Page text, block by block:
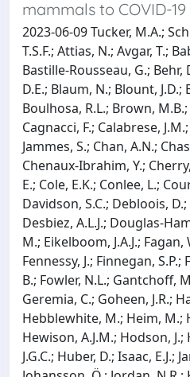
mammals to COVID-
2023-06-09 Tucker, M.A.;
T.S.F.; Attias, N.; Avgar, T.;
Bastille-Rousseau, G.; Behr,
D.E.; Blaum, N.; Blount,
Boulhosa, R.L.; Brown,
Cagnacci, F.; Calabrese,
Jammes, S.; Chan, A.N.;
Chenaux-Ibrahim, Y.;
E.; Cole, E.K.; Conlee, L.;
Davidson, S.C.; Debloois,
Desbiez, A.L.J.; Douglas-
M.; Eikelboom, J.A.J.; Fagan,
Fennessy, J.; Finnegan,
B.; Fowler, N.L.; Gantchoff,
Geremia, C.; Goheen, J.R.;
Hebblewhite, M.; Heim, M.;
Hewison, A.J.M.; Hodson,
J.G.C.; Huber, D.; Isaac, E.J.;